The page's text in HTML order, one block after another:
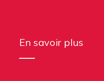
En savoir plus